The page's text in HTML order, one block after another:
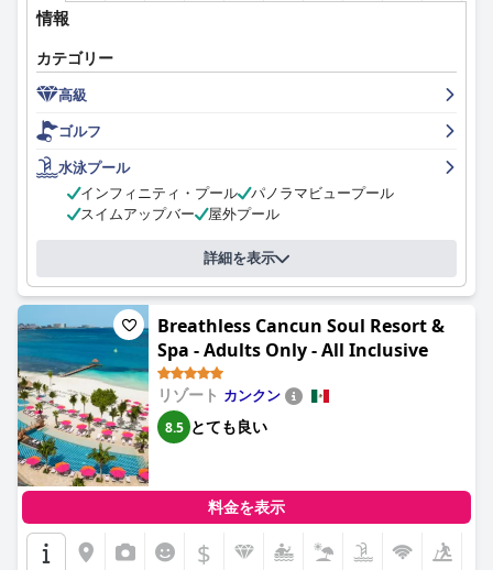
情報
カテゴリー
高級
ゴルフ
水泳プール
インフィニティ・プール
パノラマビュープール
スイムアップバー
屋外プール
詳細を表示
Breathless Cancun Soul Resort &
Spa - Adults Only - All Inclusive
リゾート カンクン
8.5 とても良い
料金を表示
$